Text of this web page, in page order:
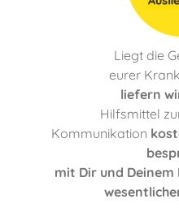
Liegt die
eurer
liefern
Hilfsmittel
Kommunikation
mit Dir und Deinem